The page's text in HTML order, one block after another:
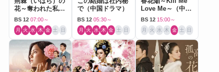
花～奪われた私～
（中国ドラマ）
BS 12 07:00～
月 火 水 木 金 土 日
で（中国ドラマ）
BS 12 05:30～
月 火 水 木 金 土 日
Love Me～（中国
ドラマ）
BS 12 15:00～
月 火 水 木 金 土 日